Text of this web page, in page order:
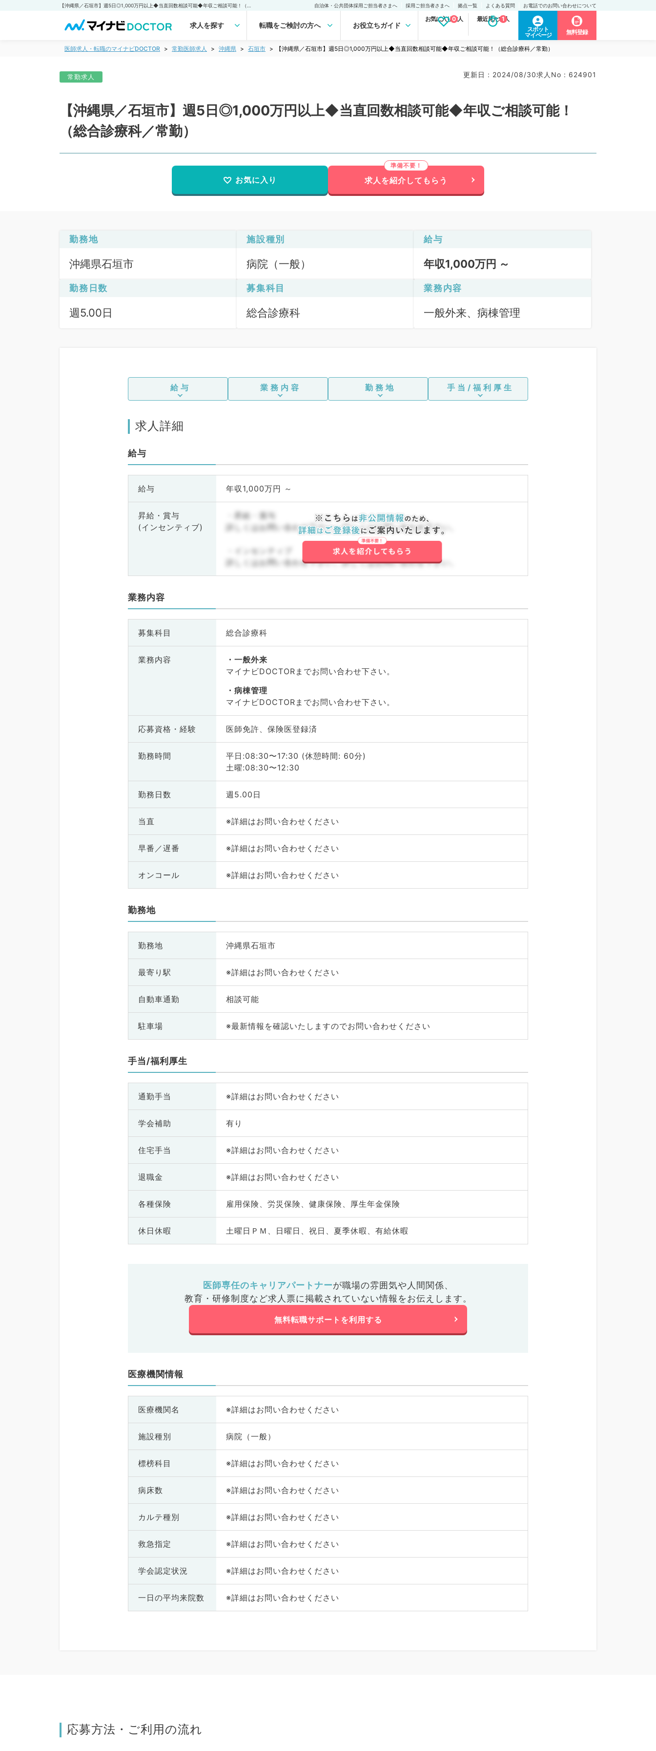
自治体・公共団体採用ご担当者さまへ 採用ご担当者さまへ 拠点一覧 よくある質問 お電話でのお問い合わせについて
求人を探す 転職をご検討の方へ お役立ちガイド
お気に入り求人
0 最近見た求人
1
スポット
マイページ
無料登録
医師求人・転職のマイナビDOCTOR 常勤医師求人 沖縄県 石垣市 【沖縄県／石垣市】週5日◎1,000万円以上◆当直回数相談可能◆年収ご相談可能！（総合診療科／常勤）
常勤求人 更新日 : 2024/08/30求人No : 624901
【沖縄県／石垣市】週5日◎1,000万円以上◆当直回数相談可能◆年収ご相談可能！
（総合診療科／常勤）
お気に入り 求人を紹介してもらう
勤務地
沖縄県石垣市
施設種別
病院（一般）
給与
年収1,000万円 ～
勤務日数
週5.00日
募集科目
総合診療科
業務内容
一般外来、病棟管理
給与 業務内容 勤務地 手当/福利厚生
求人詳細
給与
給与 年収1,000万円 ～
昇給・賞与
(インセンティブ)
・昇給・賞与
詳しくはお問い合わせ下さい。詳しくはお問い合わせ下さい。
・インセンティブ
詳しくはお問い合わせ下さい。詳しくはお問い合わせ下さい。
業務内容
募集科目 総合診療科
業務内容
一般外来
マイナビDOCTORまでお問い合わせ下さい。
病棟管理
マイナビDOCTORまでお問い合わせ下さい。
応募資格・ 経験 医師免許、保険医登録済
勤務時間
平日:08:30〜17:30 (休憩時間: 60分)
土曜:08:30〜12:30
勤務日数 週5.00日
当直 ※詳細はお問い合わせください
早番／遅番 ※詳細はお問い合わせください
オンコール ※詳細はお問い合わせください
勤務地
勤務地 沖縄県石垣市
最寄り駅 ※詳細はお問い合わせください
自動車通勤 相談可能
駐車場 ※最新情報を確認いたしますのでお問い合わせください
手当/福利厚生
通勤手当 ※詳細はお問い合わせください
学会補助 有り
住宅手当 ※詳細はお問い合わせください
退職金 ※詳細はお問い合わせください
各種保険 雇用保険、労災保険、健康保険、厚生年金保険
休日休暇 土曜日ＰＭ、日曜日、祝日、夏季休暇、有給休暇
医師専任のキャリアパートナーが職場の雰囲気や人間関係、
教育・研修制度など求人票に掲載されていない情報をお伝えします。
無料転職サポートを利用する
医療機関情報
医療機関名 ※詳細はお問い合わせください
施設種別 病院（一般）
標榜科目 ※詳細はお問い合わせください
病床数 ※詳細はお問い合わせください
カルテ種別 ※詳細はお問い合わせください
救急指定 ※詳細はお問い合わせください
学会認定状況 ※詳細はお問い合わせください
一日の平均来院数 ※詳細はお問い合わせください
応募方法・ご利用の流れ